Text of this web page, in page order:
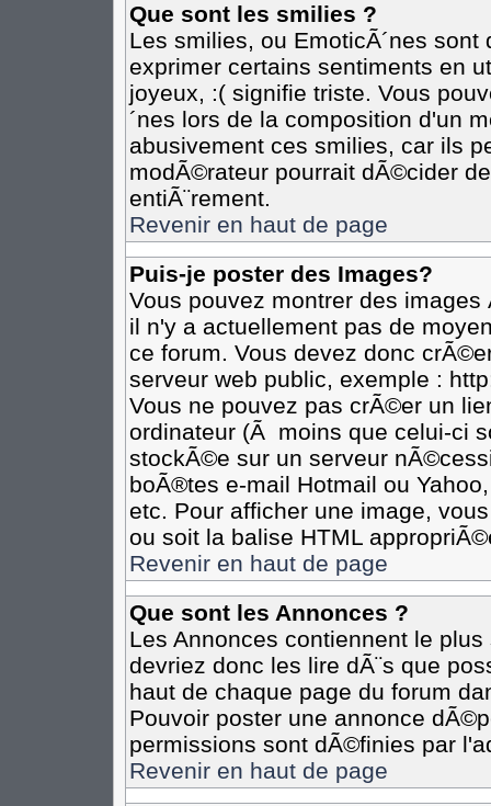
Que sont les smilies ?
Les smilies, ou EmoticÃ´nes
exprimer certains sentiments en
joyeux, :( signifie triste. Vous
´nes lors de la composition d'un
abusivement ces smilies, car ils
modÃ©rateur pourrait dÃ©cider
entiÃ¨rement.
Revenir en haut de page
Puis-je poster des Images?
Vous pouvez montrer des
il n'y a actuellement pas de
ce forum. Vous devez donc
serveur web public, exemple :
Vous ne pouvez pas crÃ©er un
ordinateur (Ã moins que celui-ci
stockÃ©e sur un serveur
boÃ®tes e-mail Hotmail ou
etc. Pour afficher une image,
ou soit la balise HTML
Revenir en haut de page
Que sont les Annonces ?
Les Annonces contiennent le
devriez donc les lire dÃ¨s que
haut de chaque page du forum
Pouvoir poster une annonce
permissions sont dÃ©finies par
Revenir en haut de page